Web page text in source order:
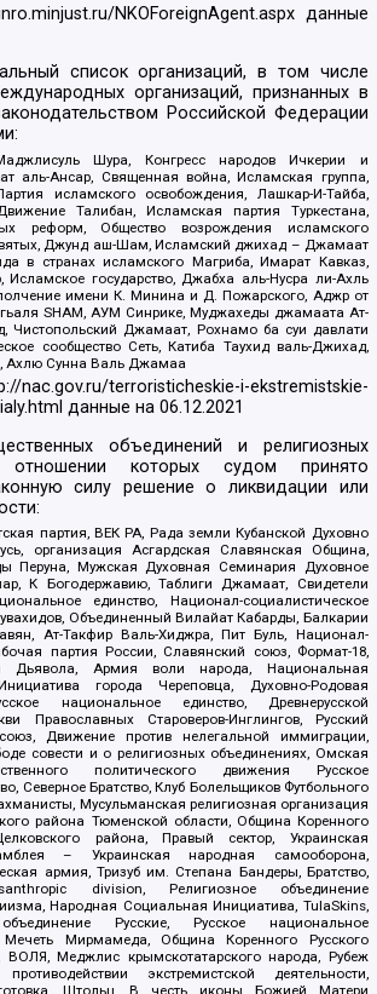
NKOForeignAgent.aspxданные
список организаций, в том числе
организаций, признанных в
Российской Федерации
Шура, Конгресс народов Ичкерии и
аль-Ансар, Священная война, Исламская группа,
исламского освобождения, Лашкар-И-Тайба,
Талибан, Исламская партия Туркестана,
реформ, Общество возрождения исламского
Джунд аш-Шам, Исламский джихад – Джамаат
в странах исламского Магриба, Имарат Кавказ,
государство, Джабха аль-Нусра ли-Ахль
имени К. Минина и Д. Пожарского, Аджр от
SHAM, АУМ Синрике, Муджахеды джамаата Ат-
Чистопольский Джамаат, Рохнамо ба суи давлати
сообщество Сеть, Катиба Таухид валь-Джихад,
Ахлю Сунна Валь Джамаа
nac.gov.ru/terroristicheskie-i-ekstremistskie-
данные на06.12.2021
объединений и религиозных
отношении которых судом принято
силу решение о ликвидации или
партия, ВЕК РА, Рада земли Кубанской Духовно
организация Асгардская Славянская Община,
Перуна, Мужская Духовная Семинария Духовное
К Богодержавию, Таблиги Джамаат, Свидетели
единство, Национал-социалистическое
Объединенный Вилайат Кабарды, Балкарии
Ат-Такфир Валь-Хиджра, Пит Буль, Национал-
партия России, Славянский союз, Формат-18,
Дьявола, Армия воли народа, Национальная
города Череповца, Духовно-Родовая
национальное единство, Древнерусской
Православных Староверов-Инглингов, Русский
Движение против нелегальной иммиграции,
совести и о религиозных объединениях, Омская
политического движения Русское
Северное Братство, Клуб Болельщиков Футбольного
Мусульманская религиозная организация
района Тюменской области, Община Коренного
района, Правый сектор, Украинская
– Украинская народная самооборона,
армия, Тризуб им. Степана Бандеры, Братство,
division, Религиозное объединение
Народная Социальная Инициатива, TulaSkins,
Русские, Русское национальное
Мечеть Мирмамеда, Община Коренного Русского
ВОЛЯ, Меджлис крымскотатарского народа, Рубеж
экстремистской деятельности,